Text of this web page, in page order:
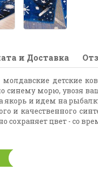
и Доставка
детские
синему морю, увозя
якорь и идем на
и качественного
сохраняет цвет - со